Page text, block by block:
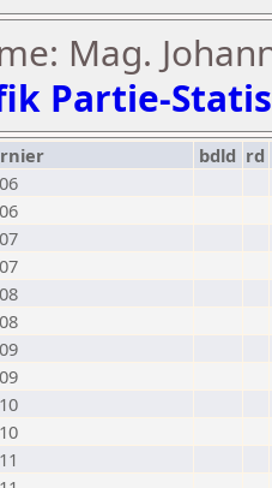
Mag.
Partie-
bdld rd